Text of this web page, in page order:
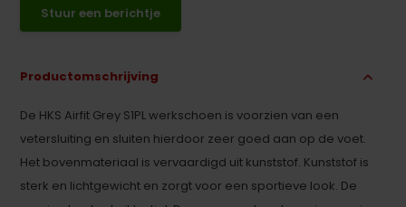
Stuur een berichtje
Productomschrijving
De HKS Airfit Grey S1PL werkschoen is voorzien van een
vetersluiting en sluiten hierdoor zeer goed aan op de voet.
Het bovenmateriaal is vervaardigd uit kunststof. Kunststof is
sterk en lichtgewicht en zorgt voor een sportieve look. De